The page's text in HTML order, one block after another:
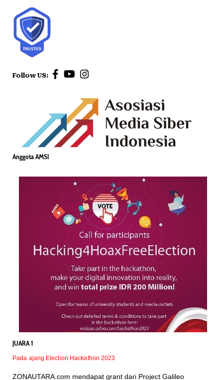
Follow US:
Anggota AMSI
JUARA 1
Pada ajang Election Hackathon 2023
ZONAUTARA.com mendapat grant dari Project Galileo